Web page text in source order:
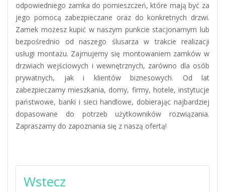
odpowiedniego zamka do pomieszczeń, które mają być za
jego pomocą zabezpieczane oraz do konkretnych drzwi.
Zamek możesz kupić w naszym punkcie stacjonarnym lub
bezpośrednio od naszego ślusarza w trakcie realizacji
usługi montażu. Zajmujemy się montowaniem zamków w
drzwiach wejściowych i wewnętrznych, zarówno dla osób
prywatnych, jak i klientów biznesowych. Od lat
zabezpieczamy mieszkania, domy, firmy, hotele, instytucje
państwowe, banki i sieci handlowe, dobierając najbardziej
dopasowane do potrzeb użytkowników rozwiązania.
Zapraszamy do zapoznania się z naszą ofertą!
Nawigacja
wpisu
Wstecz